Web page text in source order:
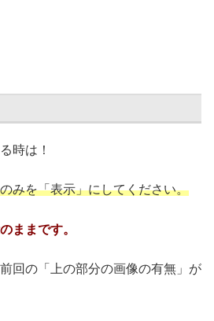
時は！
みを「表示」にしてください。
ままです。
回の「上の部分の画像の有無」が